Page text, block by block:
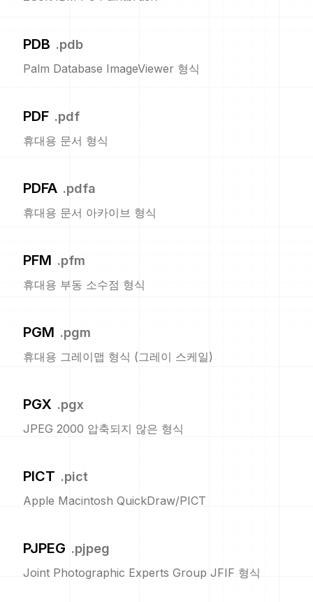
PDB .pdb
Palm Database ImageViewer 형식
PDF .pdf
휴대용 문서 형식
PDFA .pdfa
휴대용 문서 아카이브 형식
PFM .pfm
휴대용 부동 소수점 형식
PGM .pgm
휴대용 그레이맵 형식 (그레이 스케일)
PGX .pgx
JPEG 2000 압축되지 않은 형식
PICT .pict
Apple Macintosh QuickDraw/PICT
PJPEG .pjpeg
Joint Photographic Experts Group JFIF 형식